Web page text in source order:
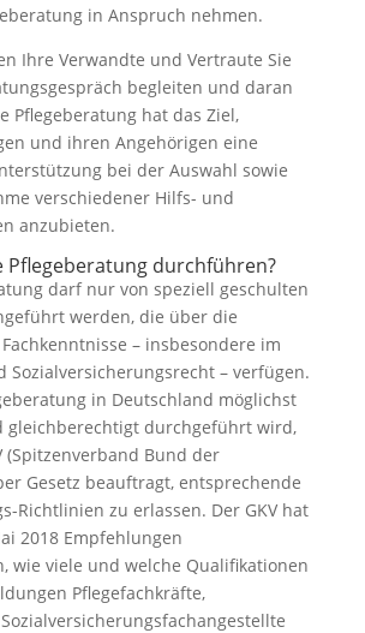
in Anspruch nehmen.
Ihre Verwandte und Vertraute Sie
begleiten und daran
Pflegeberatung hat das Ziel,
und ihren Angehörigen eine
bei der Auswahl sowie
verschiedener Hilfs- und
anzubieten.
Pflegeberatung durchführen?
darf nur von speziell geschulten
werden, die über die
– insbesondere im
Sozialversicherungsrecht – verfügen.
in Deutschland möglichst
gleichberechtigt durchgeführt wird,
(Spitzenverband Bund der
Gesetz beauftragt, entsprechende
Richtlinien zu erlassen. Der GKV hat
2018 Empfehlungen
wie viele und welche Qualifikationen
Pflegefachkräfte,